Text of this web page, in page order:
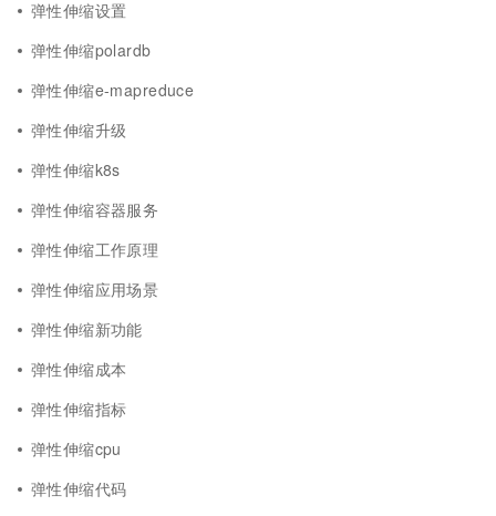
弹性伸缩设置
弹性伸缩polardb
弹性伸缩e-mapreduce
弹性伸缩升级
弹性伸缩k8s
弹性伸缩容器服务
弹性伸缩工作原理
弹性伸缩应用场景
弹性伸缩新功能
弹性伸缩成本
弹性伸缩指标
弹性伸缩cpu
弹性伸缩代码